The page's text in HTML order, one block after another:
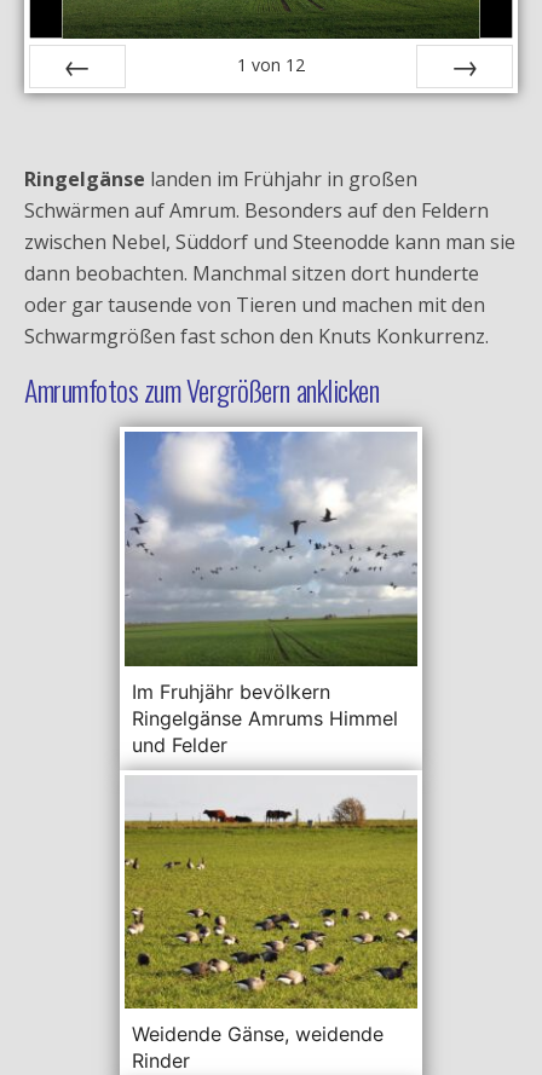
Zurück
1 von 12
Vor
Ringelgänse landen im Frühjahr in großen
Schwärmen auf Amrum. Besonders auf den Feldern
zwischen Nebel, Süddorf und Steenodde kann man sie
dann beobachten. Manchmal sitzen dort hunderte
oder gar tausende von Tieren und machen mit den
Schwarmgrößen fast schon den Knuts Konkurrenz.
Amrumfotos zum Vergrößern anklicken
Im Fruhjähr bevölkern
Ringelgänse Amrums Himmel
und Felder
Weidende Gänse, weidende
Rinder